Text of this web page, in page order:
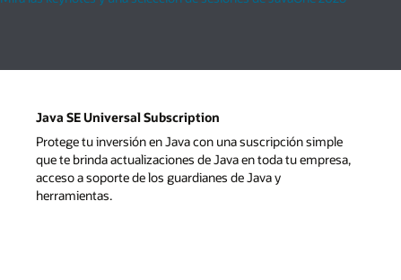
Java SE Universal Subscription
Protege tu inversión en Java con una suscripción simple
que te brinda actualizaciones de Java en toda tu empresa,
acceso a soporte de los guardianes de Java y
herramientas.